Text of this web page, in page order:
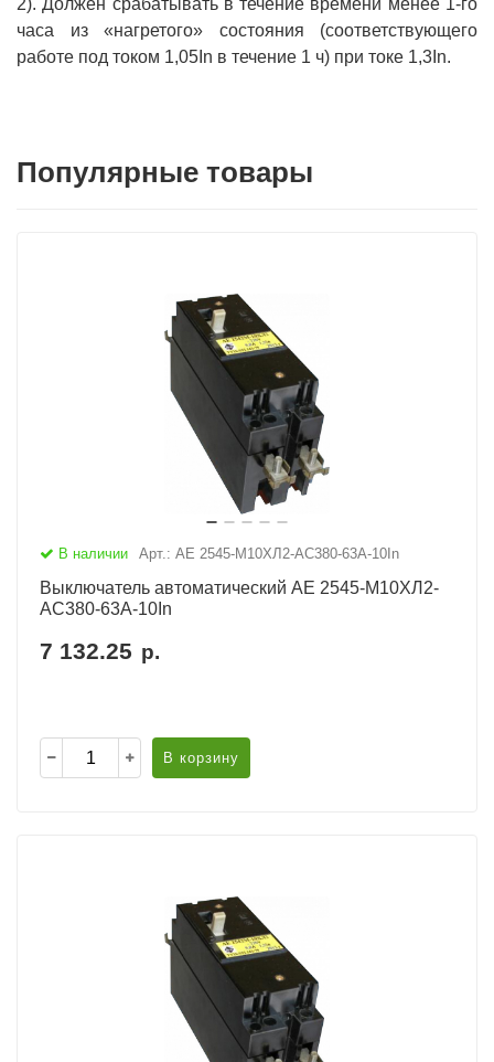
2). Должен срабатывать в течение времени менее 1-го
часа из «нагретого» состояния (соответствующего
работе под током 1,05In в течение 1 ч) при токе 1,3In.
Популярные товары
В наличии Арт.: АЕ 2545-М10ХЛ2-AC380-63А-10In
Выключатель автоматический АЕ 2545-М10ХЛ2-
AC380-63А-10In
7 132.25 р.
В корзину